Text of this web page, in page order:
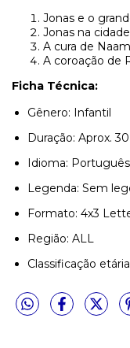
Jonas e o
Jonas na
A cura de
A coroação de
Ficha Técnica:
Gênero: Infantil
Duração: Aprox.
Idioma: Português
Legenda: Sem
Formato: 4x3
Região: ALL
Classificação